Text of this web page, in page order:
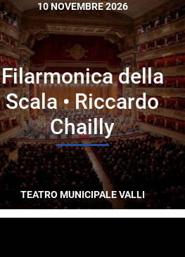
10 NOVEMBRE 2026
Filarmonica della
Scala • Riccardo
Chailly
TEATRO MUNICIPALE VALLI